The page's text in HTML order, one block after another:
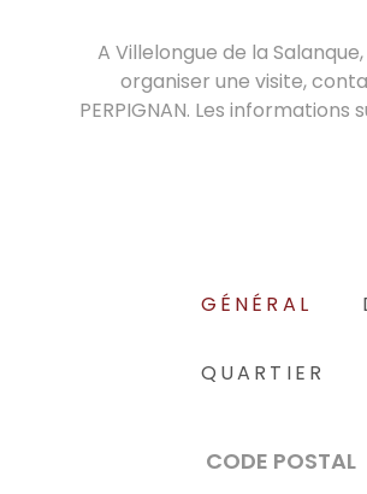
A Villelongue de la
organiser une visite,
PERPIGNAN. Les
GÉNÉRAL
QUARTIER
Caractérisque
CODE POSTAL